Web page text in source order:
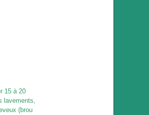
15 à 20
lavements,
(brou